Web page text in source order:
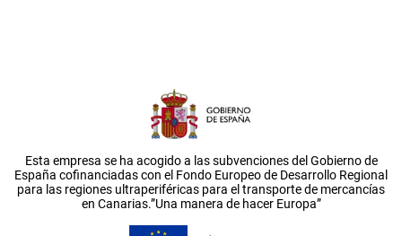
Esta empresa se ha acogido a las subvenciones del Gobierno de
España cofinanciadas con el Fondo Europeo de Desarrollo Regional
para las regiones ultraperiféricas para el transporte de mercancías
en Canarias.”Una manera de hacer Europa”